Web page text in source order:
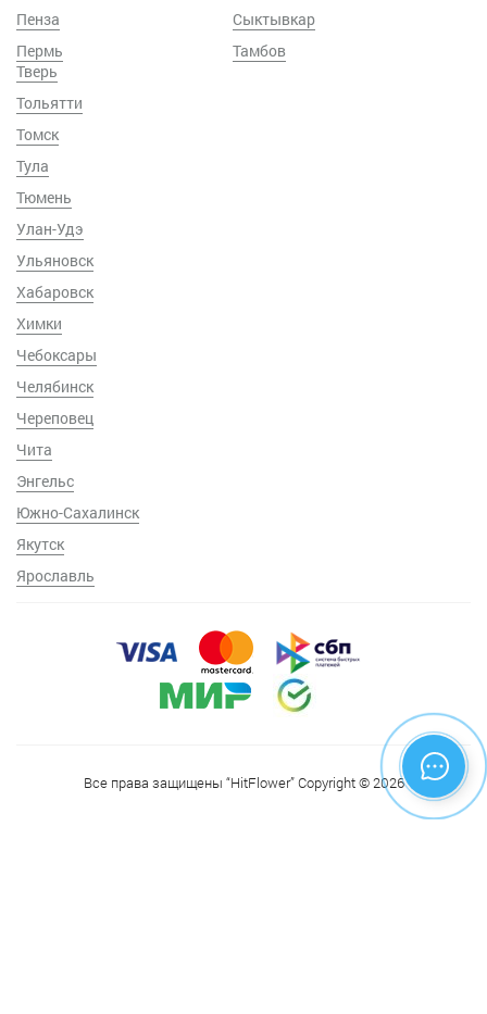
Пенза
Пермь
Сыктывкар
Тамбов
Тверь
Тольятти
Томск
Тула
Тюмень
Улан-Удэ
Ульяновск
Хабаровск
Химки
Чебоксары
Челябинск
Череповец
Чита
Энгельс
Южно-Сахалинск
Якутск
Ярославль
Все права защищены “HitFlower” Copyright © 2026